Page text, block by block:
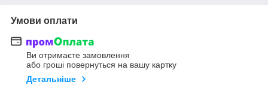
Умови оплати
Ви отримаєте замовлення
або гроші повернуться на вашу картку
Детальніше